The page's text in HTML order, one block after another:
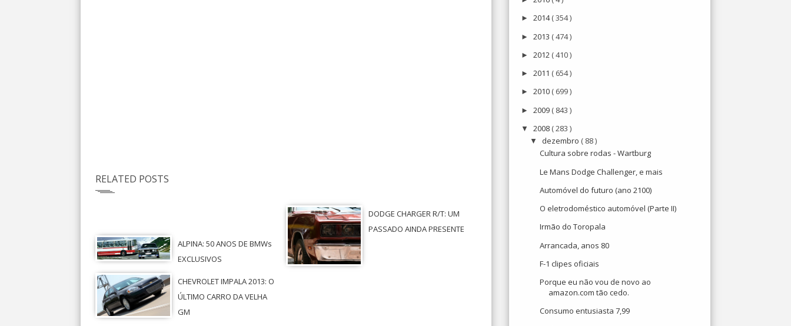
RELATED POSTS
ALPINA: 50 ANOS DE BMWs
EXCLUSIVOS
DODGE CHARGER R/T: UM
PASSADO AINDA PRESENTE
CHEVROLET IMPALA 2013: O
ÚLTIMO CARRO DA VELHA
GM
► 2014( 354 )
► 2013 ( 474 )
► 2012 ( 410 )
► 2011 ( 654 )
► 2010 ( 699 )
► 2009 ( 843 )
▼ 2008 ( 283 )
▼ dezembro ( 88 )
Cultura sobre rodas - Wartburg
Le Mans Dodge Challenger, e mais
Automóvel do futuro (ano 2100)
O eletrodoméstico automóvel (Parte II)
Irmão do Toropala
Arrancada, anos 80
F-1 clipes oficiais
Porque eu não vou de novo ao
amazon.com tão cedo.
Consumo entusiasta 7,99